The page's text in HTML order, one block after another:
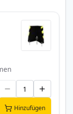
Hinzufügen